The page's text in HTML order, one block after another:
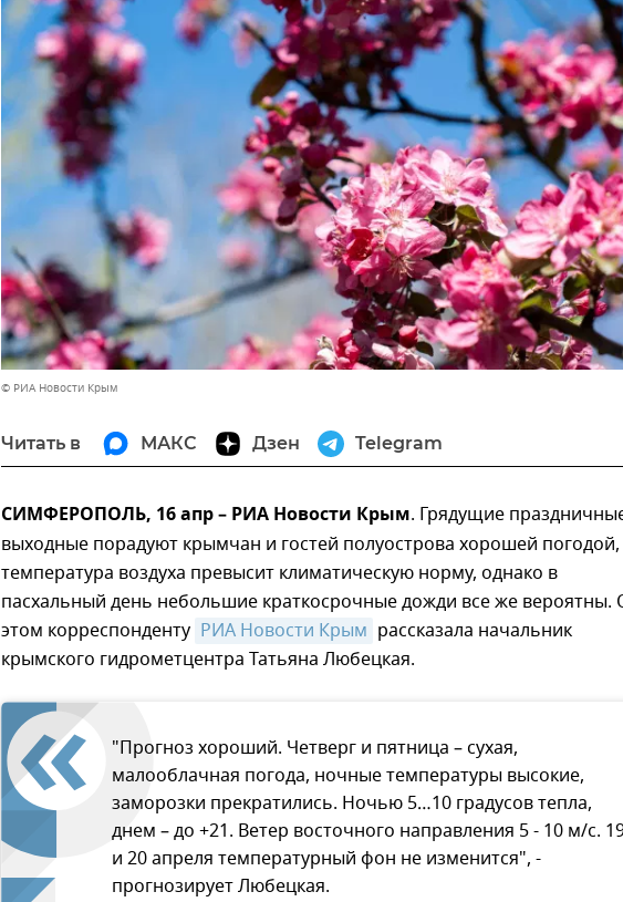
© РИА Новости Крым
Читать в МАКС Дзен Telegram
СИМФЕРОПОЛЬ, 16 апр – РИА Новости Крым. Грядущие
выходные порадуют крымчан и гостей полуострова хорошей погодой,
температура воздуха превысит климатическую норму, однако в
пасхальный день небольшие краткосрочные дожди все же вероятны.
этом корреспонденту РИА Новости Крым рассказала начальник
крымского гидрометцентра Татьяна Любецкая.
"Прогноз хороший. Четверг и пятница – сухая,
малооблачная погода, ночные температуры высокие,
заморозки прекратились. Ночью 5…10 градусов тепла,
днем – до +21. Ветер восточного направления 5 - 10 м/с.
и 20 апреля температурный фон не изменится", -
прогнозирует Любецкая.